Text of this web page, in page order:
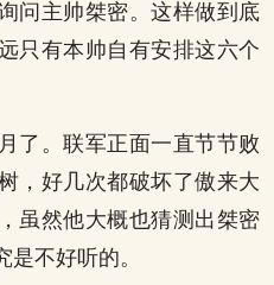
问主帅桀密。这样做到底
只有本帅自有安排这六个
了。联军正面一直节节败
，好几次都破坏了傲来大
虽然他大概也猜测出桀密
不好听的。